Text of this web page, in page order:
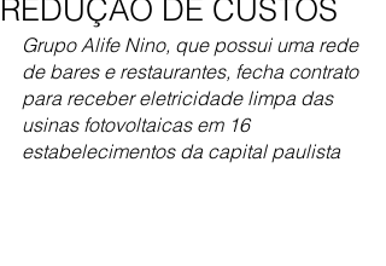
REDUÇÃO DE CUSTOS
Grupo Alife Nino, que possui uma rede
de bares e restaurantes, fecha contrato
para receber eletricidade limpa das
usinas fotovoltaicas em 16
estabelecimentos da capital paulista